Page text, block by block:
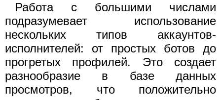
Работа с большими числами
подразумевает использование
нескольких типов аккаунтов-
исполнителей: от простых ботов до
прогретых профилей. Это создает
разнообразие в базе данных
просмотров, что положительно